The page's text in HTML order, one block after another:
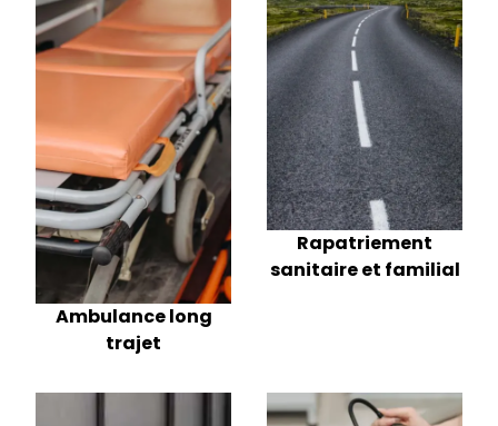
Ambulance long
trajet
Rapatriement
sanitaire et familial